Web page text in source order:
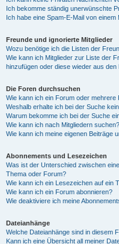
Ich bekomme ständig unerwünschte
Ich habe eine Spam-E-Mail von
Freunde und ignorierte Mitglieder
Wozu benötige ich die Listen der
Wie kann ich Mitglieder zur Liste der
hinzufügen oder diese wieder aus den
Die Foren durchsuchen
Wie kann ich ein Forum oder
Weshalb erhalte ich bei der Suche
Warum bekomme ich bei der Suche
Wie kann ich nach Mitgliedern suchen?
Wie kann ich meine eigenen Beiträge
Abonnements und Lesezeichen
Was ist der Unterschied zwischen
Thema oder Forum?
Wie kann ich ein Lesezeichen auf ein
Wie kann ich ein Forum abonnieren?
Wie deaktiviere ich meine
Dateianhänge
Welche Dateianhänge sind in diesem
Kann ich eine Übersicht all meiner